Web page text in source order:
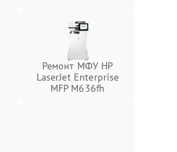
Ремонт МФУ HP
LaserJet Enterprise
MFP M636fh